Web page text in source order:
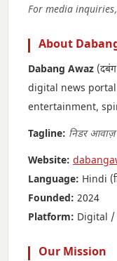
For media
About
Dabang Awaz
digital news
entertainment,
Tagline: निडर
Website:
Language: Hindi
Founded: 2024
Platform: Digital /
Our Mission